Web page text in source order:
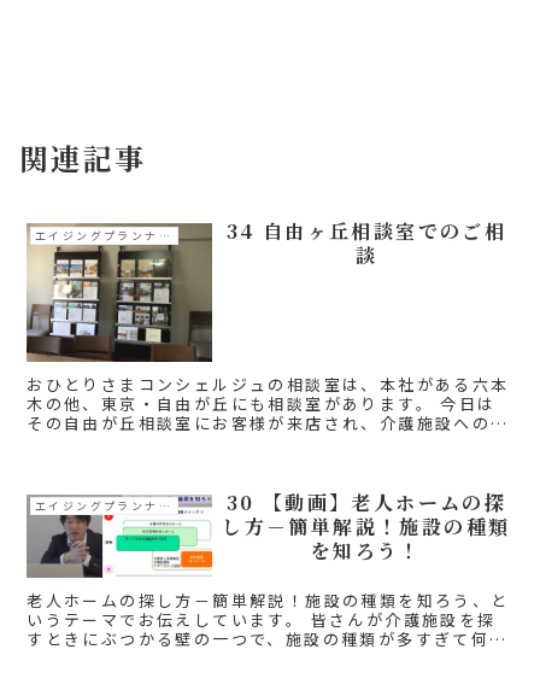
関連記事
エイジングプランナーコラム
34 自由ヶ丘相談室でのご相
談
おひとりさまコンシェルジュの相談室は、本社がある六本
木の他、東京・自由が丘にも相談室があります。 今日は
その自由が丘相談室にお客様が来店され、介護施設への入
エイジングプランナーコラム
30 【動画】老人ホームの探
し方－簡単解説！施設の種類
を知ろう！
老人ホームの探し方－簡単解説！施設の種類を知ろう、と
いうテーマでお伝えしています。 皆さんが介護施設を探
すときにぶつかる壁の一つで、施設の種類が多すぎて何が